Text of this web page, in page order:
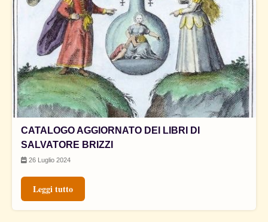
CATALOGO AGGIORNATO DEI LIBRI DI
SALVATORE BRIZZI
26 Luglio 2024
Leggi tutto